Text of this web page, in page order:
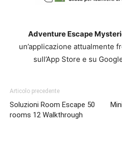
Adventure Escape
un’applicazione attualmente
sull’App Store e su
Articolo precedente
Soluzioni Room Escape 50
rooms 12 Walkthrough